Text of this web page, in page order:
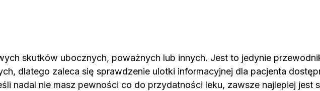
skutków ubocznych, poważnych lub innych. Jest to jedynie
dlatego zaleca się sprawdzenie ulotki informacyjnej dla pacjenta
nadal nie masz pewności co do przydatności leku, zawsze najlepiej jest